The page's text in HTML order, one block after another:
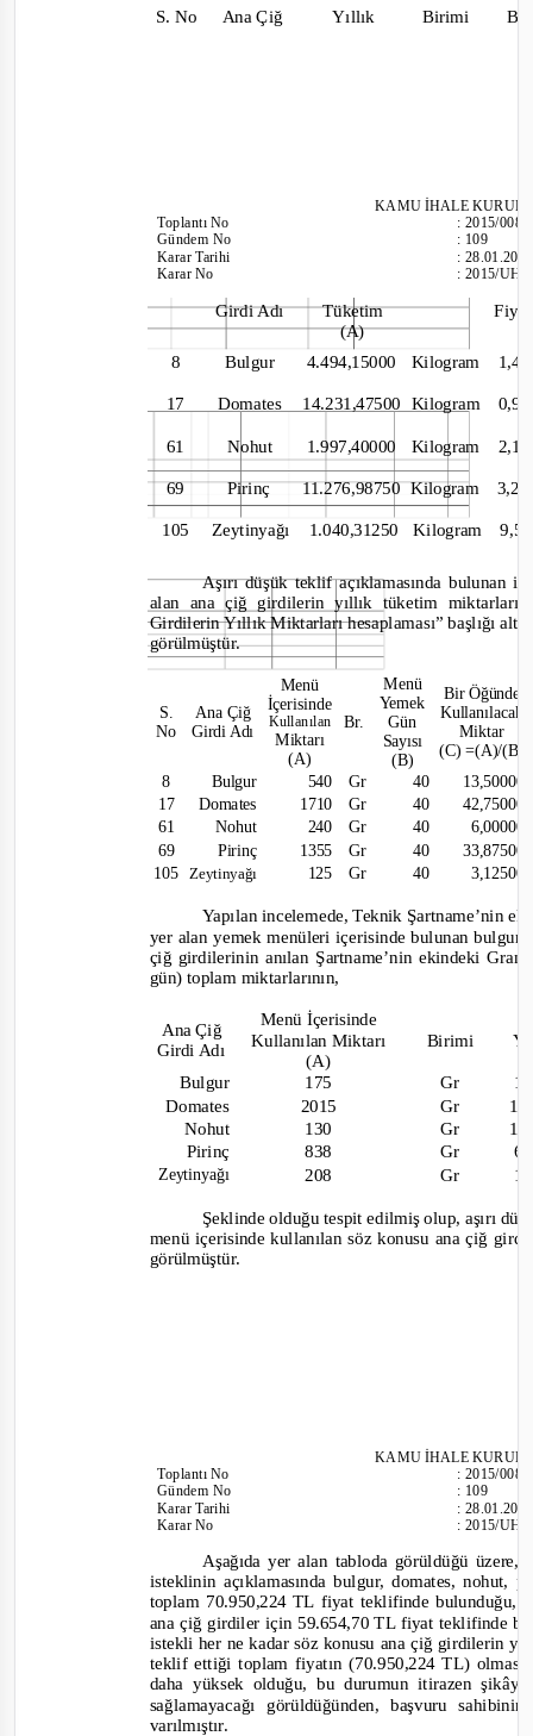
S. No Ana Çiğ Yıllık Birimi
KAMU İHALE
ToplantıNo
Gündem No
Karar Tarihi
Karar No
:2015/008
: 109
:
:2015/
Girdi Adı
Bulgur
Domates 14.231,47500 Kilogram
Tüketim
(A)
8
4.494,15000 Kilogram
17
61
69
Nohut 1.997,40000 Kilogram
11.276,98750 Kilogram
Pirinç
105 Zeytinyağı 1.040,31250 Kilogram
Aşırı düşük teklif açıklamasında
alan ana çiğ girdilerin yıllık tüketim
Girdilerin Yıllık Miktarları hesaplaması” başlığı
görülmüştür.
Menü
Yemek
Br. Gün
Sayısı
Menü
İçerisinde
Kullanılan
Miktarı
(A)
Bir Öğünde
Kullanılacak
Miktar
S. Ana Çiğ
No Girdi Adı
(C) =(A)/(B)
(B)
8
Bulgur
540 Gr
1710 Gr
40
40
40
40
40
17 Domates
61
69
Nohut
240 Gr
1355 Gr
125 Gr
Pirinç
105 Zeytinyağı
Yapılan incelemede, Teknik Şartname’nin
yer alan yemek menüleri içerisinde bulunan
çiğ girdilerinin anılan Şartname’nin ekindeki
gün) toplam miktarlarının,
Menü İçerisinde
Ana Çiğ
Kullanılan Miktarı Birimi
Girdi Adı
(A)
175
2015
130
838
208
Bulgur
Domates
Nohut
Gr
Gr
Gr
Gr
Gr
Pirinç
Zeytinyağı
Şeklindeolduğu tespit edilmiş olup, aşırı
menü içerisinde kullanılan söz konusu ana çiğ
görülmüştür.
KAMU İHALE
ToplantıNo
Gündem No
Karar Tarihi
Karar No
:2015/008
: 109
:
:2015/
Aşağıda yer alan tabloda görüldüğü üzere,
isteklinin açıklamasında bulgur, domates,
toplam 70.950,224 TL fiyat teklifinde bulunduğu,
ana çiğ girdiler için 59.654,70 TL fiyat teklifinde
istekli her ne kadarsöz konusu ana çiğ girdilerin
teklif ettiği toplam fiyatın (70.950,224 TL)
dahayüksek olduğu, bu durumun itirazen
sağlamayacağı görüldüğünden,başvuru
varılmıştır.